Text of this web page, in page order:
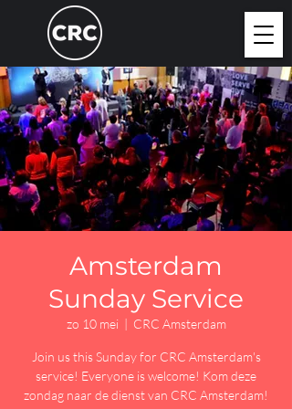
Amsterdam
Sunday Service
zo 10 mei
  |
CRC Amsterdam
Join us this Sunday for CRC Amsterdam's
service! Everyone is welcome! Kom deze
zondag naar de dienst van CRC Amsterdam!